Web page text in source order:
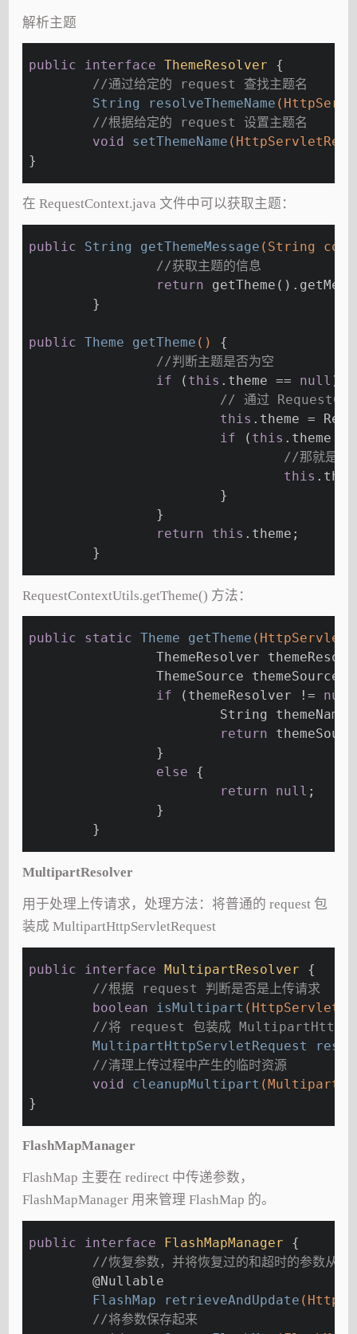
解析主题
public interface ThemeResolver
{
//通过给定的 request 查找主题名
String
resolveThemeName
//根据给定的 request 设置主题名
void
setThemeName
}
在 RequestContext.java 文件中可以获取主题：
public String getThemeMessage (String
//获取主题的信息
return
	}
public Theme getTheme ()
{
//判断主题是否为空
if ( this .theme == null ) {
// 通过
this .theme =
if ( this .theme
//那就是没
this
			}
		}
return
this .theme;
	}
RequestContextUtils.getTheme() 方法：
public static Theme getTheme
ThemeResolver
ThemeSource themeSource
if (themeResolver != null
String
return
		}
else {
return
null ;
		}
	}
MultipartResolver
用于处理上传请求，处理方法：将普通的 request 包
装成 MultipartHttpServletRequest
public interface MultipartResolver
{
//根据 request 判断是否是上传请求
boolean
isMultipart
//将 request 包装成
MultipartHttpServletRequest
//清理上传过程中产生的临时资源
void
cleanupMultipart
}
FlashMapManager
FlashMap 主要在 redirect 中传递参数，
FlashMapManager 用来管理 FlashMap 的。
public interface FlashMapManager
{
//恢复参数，并将恢复过的和超时的参数从保
@Nullable
FlashMap
retrieveAndUpdate
//将参数保存起来